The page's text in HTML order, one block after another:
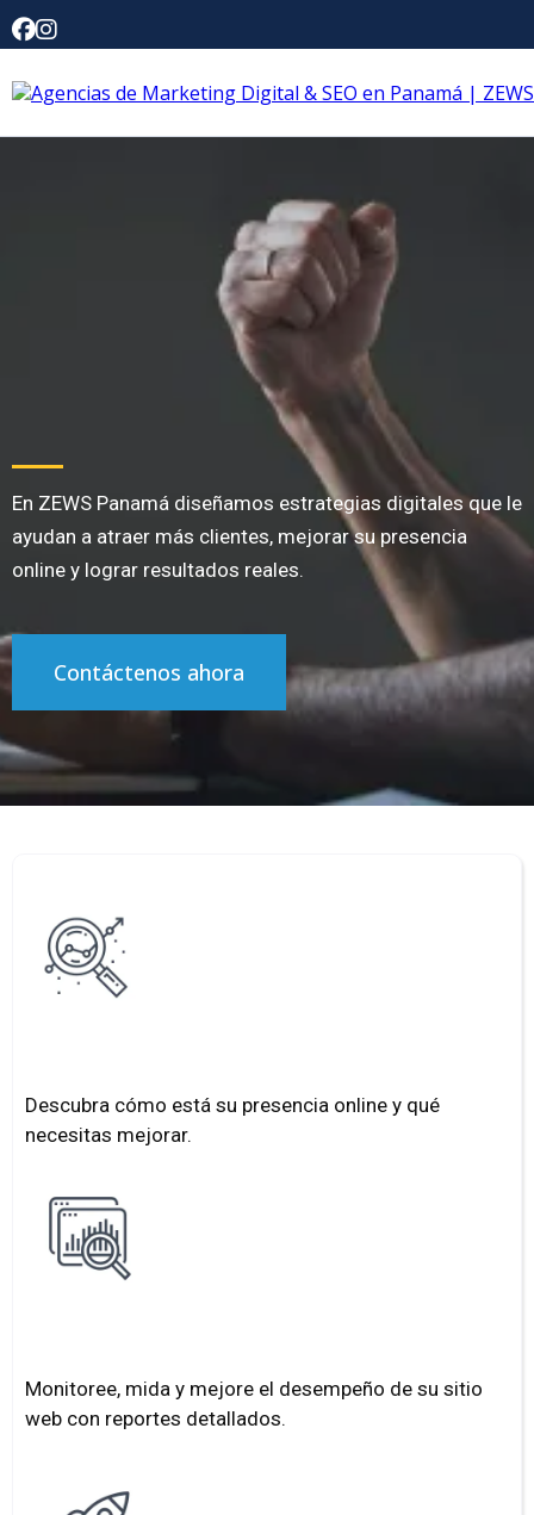
En ZEWS Panamá diseñamos estrategias digitales que le
ayudan a atraer más clientes, mejorar su presencia
online y lograr resultados reales.
Contáctenos ahora
Descubra cómo está su presencia online y qué
necesitas mejorar.
Monitoree, mida y mejore el desempeño de su sitio
web con reportes detallados.